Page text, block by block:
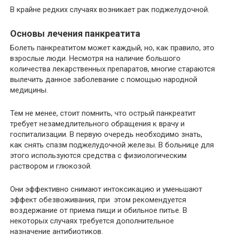
В крайне редких случаях возникает рак поджелудочной.
Основы лечения панкреатита
Болеть панкреатитом может каждый, но, как правило, это
взрослые люди. Несмотря на наличие большого
количества лекарственных препаратов, многие стараются
вылечить данное заболевание с помощью народной
медицины.
Тем не менее, стоит помнить, что острый панкреатит
требует незамедлительного обращения к врачу и
госпитализации. В первую очередь необходимо знать,
как снять спазм поджелудочной железы. В больнице для
этого используются средства с физиологическим
раствором и глюкозой.
Они эффективно снимают интоксикацию и уменьшают
эффект обезвоживания, при этом рекомендуется
воздержание от приема пищи и обильное питье. В
некоторых случаях требуется дополнительное
назначение антибиотиков.